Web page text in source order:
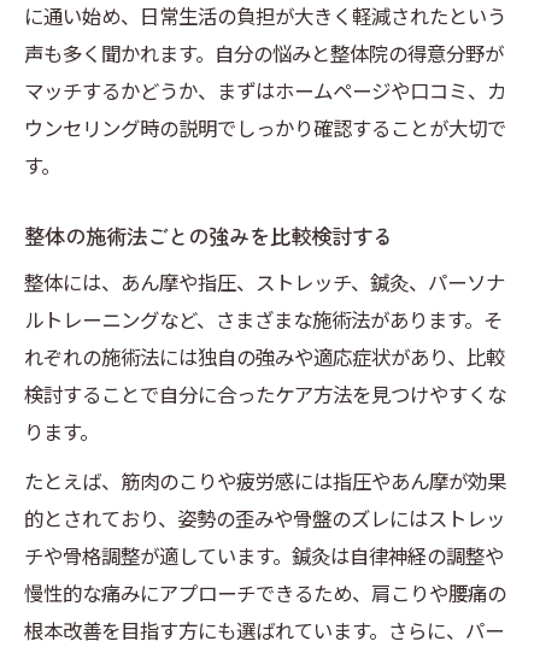
に通い始め、日常生活の負担が大きく軽減されたという
声も多く聞かれます。自分の悩みと整体院の得意分野が
マッチするかどうか、まずはホームページや口コミ、カ
ウンセリング時の説明でしっかり確認することが大切で
す。
整体の施術法ごとの強みを比較検討する
整体には、あん摩や指圧、ストレッチ、鍼灸、パーソナ
ルトレーニングなど、さまざまな施術法があります。そ
れぞれの施術法には独自の強みや適応症状があり、比較
検討することで自分に合ったケア方法を見つけやすくな
ります。
たとえば、筋肉のこりや疲労感には指圧やあん摩が効果
的とされており、姿勢の歪みや骨盤のズレにはストレッ
チや骨格調整が適しています。鍼灸は自律神経の調整や
慢性的な痛みにアプローチできるため、肩こりや腰痛の
根本改善を目指す方にも選ばれています。さらに、パー